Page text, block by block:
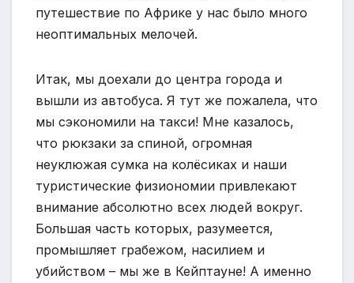
путешествие по Африке у нас было много
неоптимальных мелочей.
Итак, мы доехали до центра города и
вышли из автобуса. Я тут же пожалела, что
мы сэкономили на такси! Мне казалось,
что рюкзаки за спиной, огромная
неуклюжая сумка на колёсиках и наши
туристические физиономии привлекают
внимание абсолютно всех людей вокруг.
Большая часть которых, разумеется,
промышляет грабежом, насилием и
убийством – мы же в Кейптауне! А именно